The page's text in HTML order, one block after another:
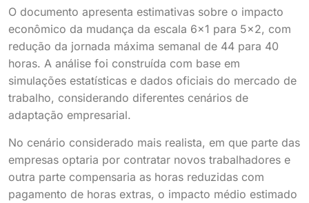
O documento apresenta estimativas sobre o impacto
econômico da mudança da escala 6×1 para 5×2, com
redução da jornada máxima semanal de 44 para 40
horas. A análise foi construída com base em
simulações estatísticas e dados oficiais do mercado de
trabalho, considerando diferentes cenários de
adaptação empresarial.
No cenário considerado mais realista, em que parte das
empresas optaria por contratar novos trabalhadores e
outra parte compensaria as horas reduzidas com
pagamento de horas extras, o impacto médio estimado